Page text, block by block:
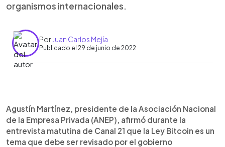
organismos internacionales.
Por Juan Carlos Mejía
Publicado el 29 de junio de 2022
► Escuchar artículo
Agustín Martínez, presidente de la Asociación Nacional
de la Empresa Privada (ANEP), afirmó durante la
entrevista matutina de Canal 21 que la Ley Bitcoin es un
tema que debe ser revisado por el gobierno